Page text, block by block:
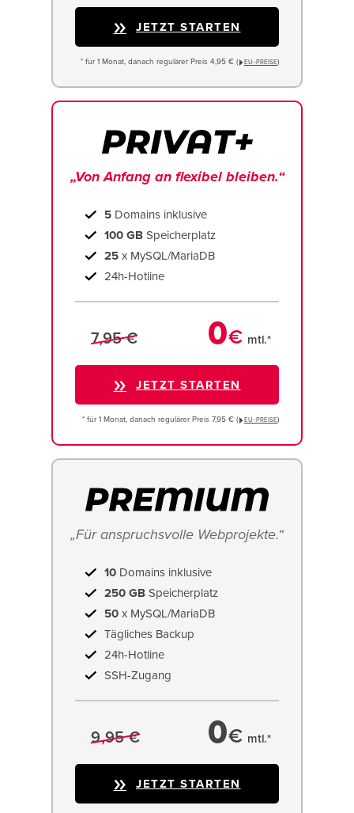
JETZT STARTEN
* für 1 Monat, danach regulärer Preis 4,95 € ( EU−PREISE)
„Von Anfang an flexibel bleiben.“
5 Domains inklusive
100 GB Speicherplatz
25 x MySQL/MariaDB
24h-Hotline
7,95 € 0€ mtl.*
JETZT STARTEN
* für 1 Monat, danach regulärer Preis 7,95 € ( EU−PREISE)
„Für anspruchsvolle Webprojekte.“
10 Domains inklusive
250 GB Speicherplatz
50 x MySQL/MariaDB
Tägliches Backup
24h-Hotline
SSH-Zugang
9,95 € 0€ mtl.*
JETZT STARTEN